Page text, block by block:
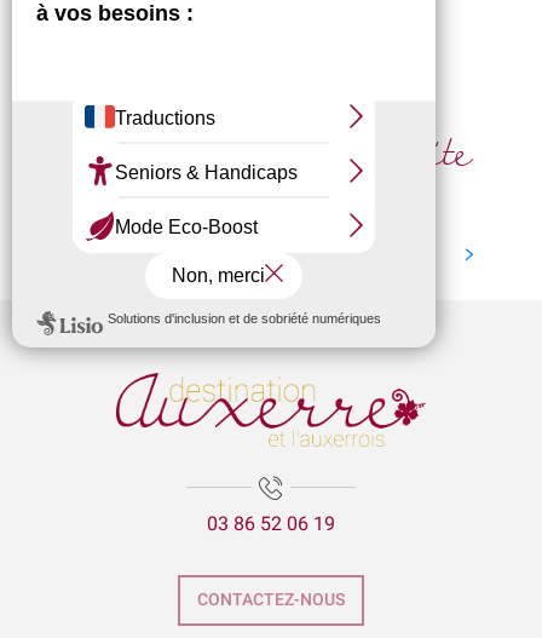
Le Bourgogne
Le Chaumois
Erre - Domaine du Roncemay
Le Goût des Autres
Chez Max
Brasserie des Bords de l'Yonne (B.B.Y.)
Tarticroq
Le Maison Fort
Crêperie du Pont
Organisez votre visite
d'Auxerre
Visiter Auxerre avec son
chien
03 86 52 06 19
CONTACTEZ-NOUS